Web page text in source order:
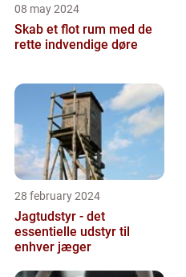
08 may 2024
Skab et flot rum med de
rette indvendige døre
28 february 2024
Jagtudstyr - det
essentielle udstyr til
enhver jæger